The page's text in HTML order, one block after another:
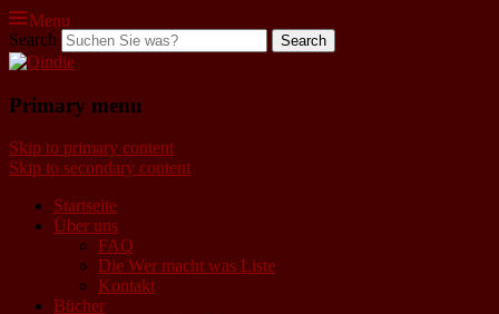
Menu
Qindie
Search
Primary menu
Skip to primary content
Skip to secondary content
Startseite
Über uns
FAQ
Die Wer macht was Liste
Kontakt
Bücher